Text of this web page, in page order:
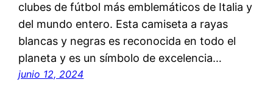
clubes de fútbol más emblemáticos de Italia y
del mundo entero. Esta camiseta a rayas
blancas y negras es reconocida en todo el
planeta y es un símbolo de excelencia…
junio 12, 2024